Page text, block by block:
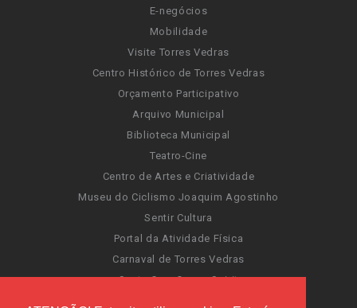
E-negócios
Mobilidade
Visite Torres Vedras
Centro Histórico de Torres Vedras
Orçamento Participativo
Arquivo Municipal
Biblioteca Municipal
Teatro-Cine
Centro de Artes e Criatividade
Museu do Ciclismo Joaquim Agostinho
Sentir Cultura
Portal da Atividade Física
Carnaval de Torres Vedras
Santa Cruz Ocean Spirit